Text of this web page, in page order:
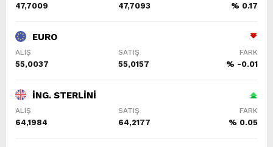
47,7009 47,7093 % 0.17
EURO
ALIŞ SATIŞ FARK
55,0037 55,0157 % -0.01
İNG. STERLİNİ
ALIŞ SATIŞ FARK
64,1984 64,2177 % 0.05